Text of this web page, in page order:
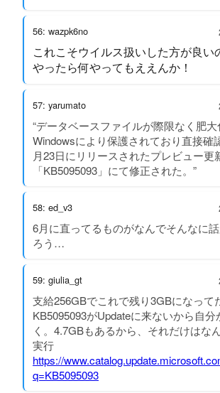
56: wazpk6no
これこそウイルス扱いした方が良い
やったら何やってもええんか！
57: yarumato
“データベースファイルが際限なく肥大
Windowsにより保護されており直接確
月23日にリリースされたプレビュー更
「KB5095093」にて修正された。”
58: ed_v3
6月に直ってるものがなんでそんなに
ろう…
59: giulia_gt
支給256GBでこれで残り3GBになって
KB5095093がUpdateに来ないから自
く。4.7GBもあるから、それだけはな
実行
https://
q=KB5095093